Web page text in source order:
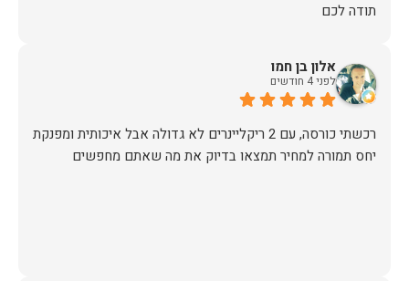
תודה לכם
אלון בן חמו
לפני 4 חודשים
יחס תמורה למחיר תמצאו בדיוק את מה שאתם מחפשים